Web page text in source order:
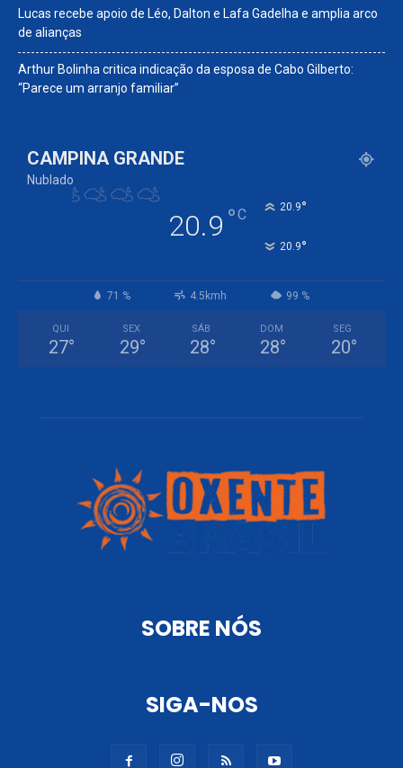
Lucas recebe apoio de Léo, Dalton e Lafa Gadelha e amplia arco
de alianças
Arthur Bolinha critica indicação da esposa de Cabo Gilberto:
“Parece um arranjo familiar”
CAMPINA GRANDE
Nublado
20.9 °C 20.9°
20.9°
71 % 4.5kmh 99 %
QUI
27°
SEX
29°
SÁB
28°
DOM
28°
SEG
20°
SOBRE NÓS
SIGA-NOS